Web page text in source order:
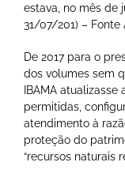
estava, no mês de
31/07/201) – Fonte
De 2017 para o
dos volumes sem
IBAMA
permitidas,
atendimento à
proteção do
“recursos naturais